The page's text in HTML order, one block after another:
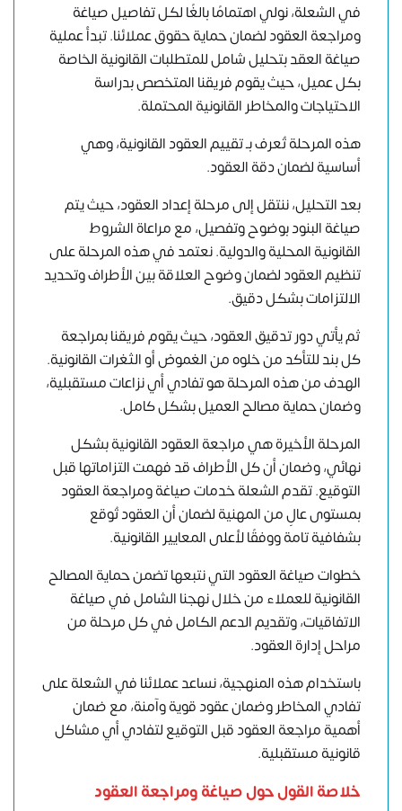
في الشعلة، نولي اهتمامًا بالغًا لكل تفاصيل صياغة
ومراجعة العقود لضمان حماية حقوق عملائنا. تبدأ عملية
صياغة العقد بتحليل شامل للمتطلبات القانونية الخاصة
بكل عميل، حيث يقوم فريقنا المتخصص بدراسة
الاحتياجات والمخاطر القانونية المحتملة.
هذه المرحلة تُعرف بـ تقييم العقود القانونية، وهي
أساسية لضمان دقة العقود.
بعد التحليل، ننتقل إلى مرحلة إعداد العقود، حيث يتم
صياغة البنود بوضوح وتفصيل، مع مراعاة الشروط
القانونية المحلية والدولية. نعتمد في هذه المرحلة على
تنظيم العقود لضمان وضوح العلاقة بين الأطراف وتحديد
الالتزامات بشكل دقيق.
ثم يأتي دور تدقيق العقود، حيث يقوم فريقنا بمراجعة
كل بند للتأكد من خلوه من الغموض أو الثغرات القانونية.
الهدف من هذه المرحلة هو تفادي أي نزاعات مستقبلية،
وضمان حماية مصالح العميل بشكل كامل.
المرحلة الأخيرة هي مراجعة العقود القانونية بشكل
نهائي، وضمان أن كل الأطراف قد فهمت التزاماتها قبل
التوقيع. تقدم الشعلة خدمات صياغة ومراجعة العقود
بمستوى عالٍ من المهنية لضمان أن العقود تُوقع
بشفافية تامة ووفقًا لأعلى المعايير القانونية.
خطوات صياغة العقود التي نتبعها تضمن حماية المصالح
القانونية للعملاء من خلال نهجنا الشامل في صياغة
الاتفاقيات، وتقديم الدعم الكامل في كل مرحلة من
مراحل إدارة العقود.
باستخدام هذه المنهجية، نساعد عملائنا في الشعلة على
تفادي المخاطر وضمان عقود قوية وآمنة، مع ضمان
أهمية مراجعة العقود قبل التوقيع لتفادي أي مشاكل
قانونية مستقبلية.
خلاصة القول حول صياغة ومراجعة العقود